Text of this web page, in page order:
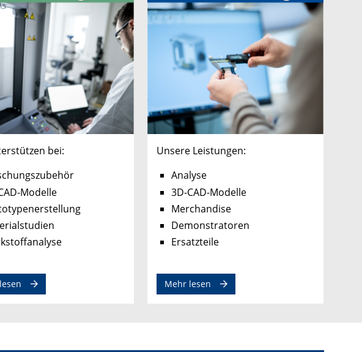
bei:
Modelle
Unsere Leistungen:
Analyse
3D-CAD-Modelle
Merchandise
Demonstratoren
Ersatzteile
Mehr lesen